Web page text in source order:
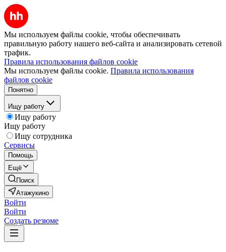
Мы используем файлы cookie, чтобы обеспечивать
правильную работу нашего веб-сайта и анализировать сетевой
трафик.
Правила использования файлов cookie
Мы используем файлы cookie. Правила использования
файлов cookie
Понятно
Ищу работу
Ищу работу
Ищу работу
Ищу сотрудника
Сервисы
Помощь
Ещё
Поиск
Атажукино
Войти
Войти
Создать резюме